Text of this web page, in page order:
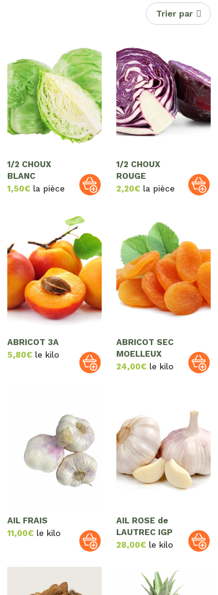
Trier par
1/2 CHOUX
BLANC
1,50€ la pièce
1/2 CHOUX
ROUGE
2,20€ la pièce
ABRICOT 3A
5,80€ le kilo
ABRICOT SEC
MOELLEUX
24,00€ le kilo
AIL FRAIS
11,00€ le kilo
AIL ROSE de
LAUTREC IGP
28,00€ le kilo